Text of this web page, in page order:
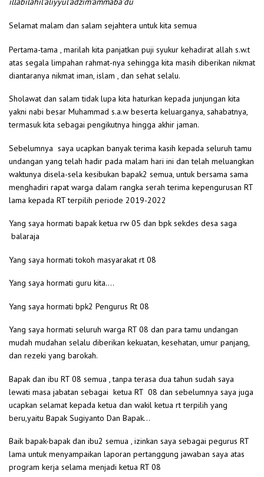
Selamat malam dan salam sejahtera untuk kita semua
Pertama-tama , marilah kita panjatkan puji syukur kehadirat allah s.w.t
atas segala limpahan rahmat-nya sehingga kita masih diberikan nikmat
diantaranya nikmat iman, islam , dan sehat selalu.
Sholawat dan salam tidak lupa kita haturkan kepada junjungan kita
yakni nabi besar Muhammad s.a.w beserta keluarganya, sahabatnya,
termasuk kita sebagai pengikutnya hingga akhir jaman.
Sebelumnya saya ucapkan banyak terima kasih kepada seluruh tamu
undangan yang telah hadir pada malam hari ini dan telah meluangkan
waktunya disela-sela kesibukan bapak2 semua, untuk bersama sama
menghadiri rapat warga dalam rangka serah terima kepengurusan RT
lama kepada RT terpilih periode 2019-2022
Yang saya hormati bapak ketua rw 05 dan bpk sekdes desa saga
balaraja
Yang saya hormati tokoh masyarakat rt 08
Yang saya hormati guru kita….
Yang saya hormati bpk2 Pengurus Rt 08
Yang saya hormati seluruh warga RT 08 dan para tamu undangan
mudah mudahan selalu diberikan kekuatan, kesehatan, umur panjang,
dan rezeki yang barokah.
Bapak dan ibu RT 08 semua , tanpa terasa dua tahun sudah saya
lewati masa jabatan sebagai ketua RT 08 dan sebelumnya saya juga
ucapkan selamat kepada ketua dan wakil ketua rt terpilih yang
beru,yaitu Bapak Sugiyanto Dan Bapak…
Baik bapak-bapak dan ibu2 semua , izinkan saya sebagai pegurus RT
lama untuk menyampaikan laporan pertanggung jawaban saya atas
program kerja selama menjadi ketua RT 08